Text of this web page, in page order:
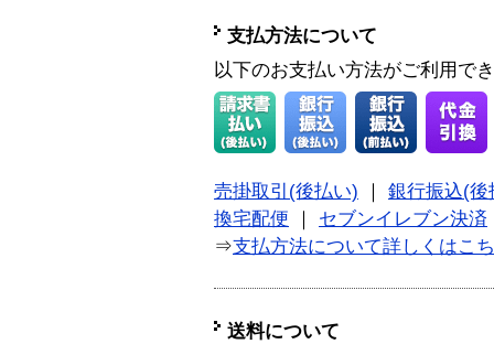
支払方法について
以下のお支払い方法がご利用で
売掛取引(後払い)
銀行振込(後
換宅配便
セブンイレブン決済
⇒支払方法について詳しくはこ
送料について